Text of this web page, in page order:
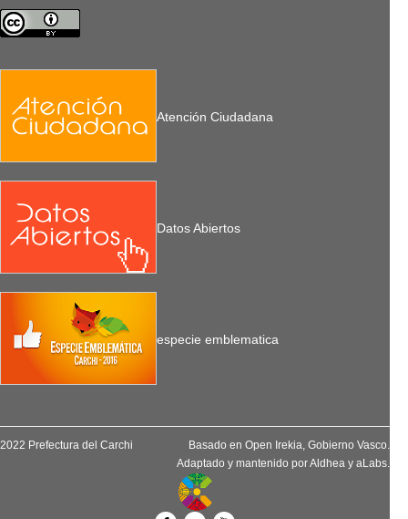
Atención Ciudadana
Datos Abiertos
especie emblematica
2022 Prefectura del Carchi Basado en Open Irekia , Gobierno Vasco.
Adaptado y mantenido porAldhea y aLabs